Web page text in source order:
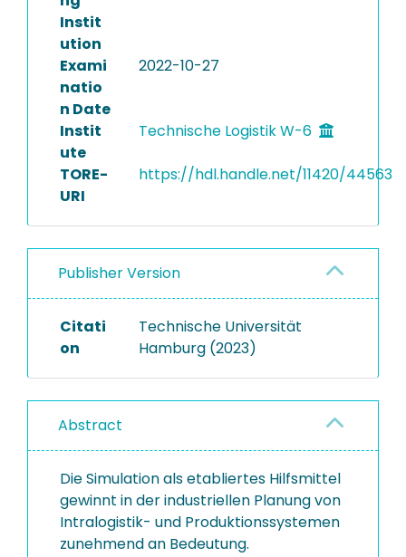
Instit
ution
Exami
natio
n Date
2022-10-27
Instit
ute
Technische Logistik W-6
TORE-
URI
https://hdl.handle.net/11420/44563
Publisher Version
Citati
on
Technische Universität
Hamburg (2023)
Abstract
Die Simulation als etabliertes Hilfsmittel
gewinnt in der industriellen Planung von
Intralogistik- und Produktionssystemen
zunehmend an Bedeutung.